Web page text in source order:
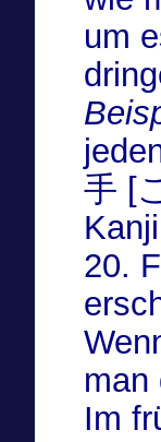
um
手 [
Kanji.
20.
man
Im